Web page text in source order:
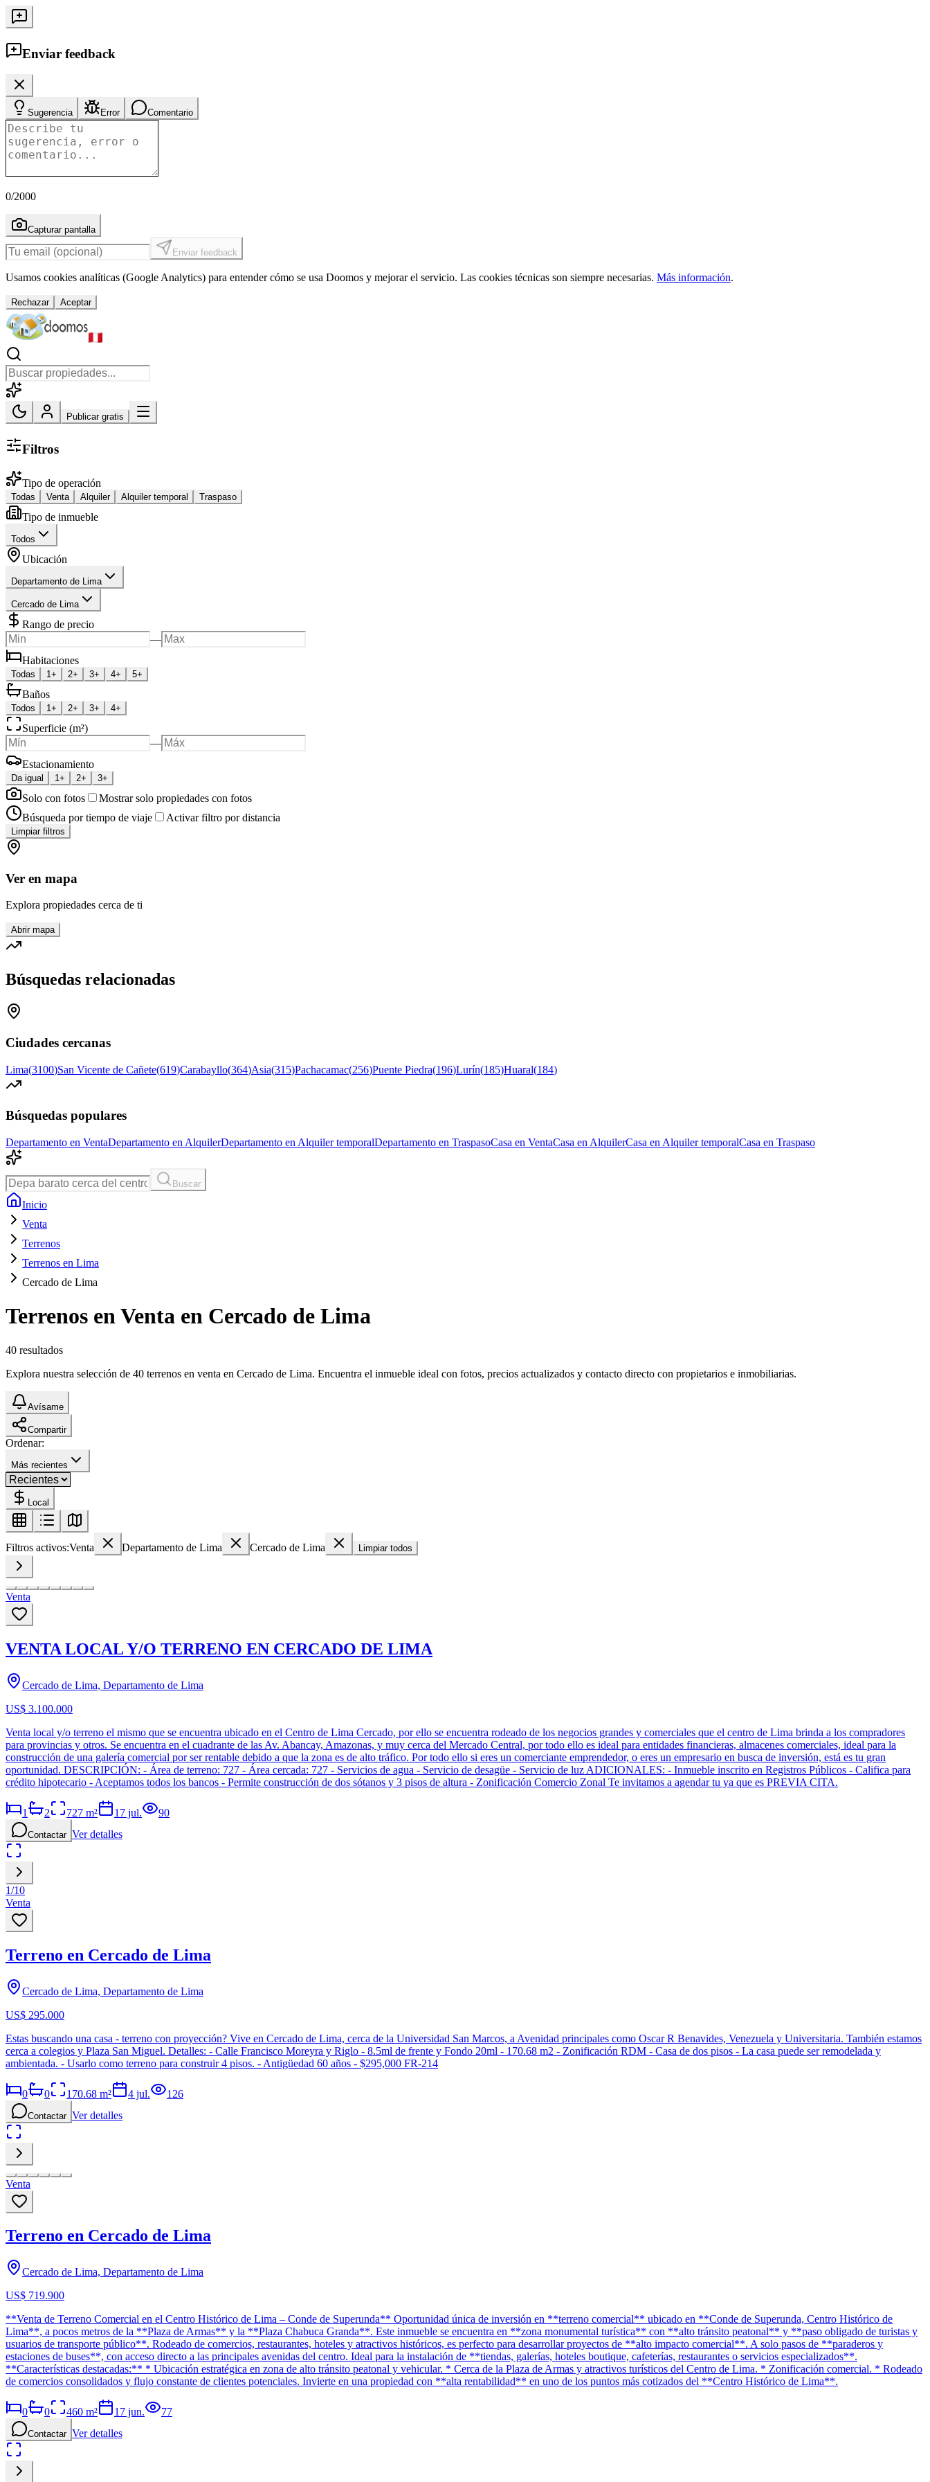
Enviar feedback
Sugerencia Error Comentario
0/2000
Capturar pantalla
Enviar feedback
Usamos cookies analíticas (Google Analytics) para entender cómo se usa Doomos y mejorar el servicio. Las cookies técnicas son siempre necesarias. Más información.
Rechazar Aceptar
Publicar gratis
Filtros
Tipo de operación
Todas Venta Alquiler Alquiler temporal Traspaso
Tipo de inmueble
Todos
Ubicación
Departamento de Lima
Cercado de Lima
Rango de precio
—
Habitaciones
Todas 1+ 2+ 3+ 4+ 5+
Baños
Todos 1+ 2+ 3+ 4+
Superficie (m²)
—
Estacionamiento
Da igual 1+ 2+ 3+
Solo con fotos
Mostrar solo propiedades con fotos
Búsqueda por tiempo de viaje
Activar filtro por distancia
Limpiar filtros
Ver en mapa
Explora propiedades cerca de ti
Abrir mapa
Búsquedas relacionadas
Ciudades cercanas
Lima(3100)San Vicente de Cañete(619)Carabayllo(364)Asia(315)Pachacamac(256)Puente Piedra(196)Lurín(185)Huaral(184)
Búsquedas populares
Departamento en VentaDepartamento en AlquilerDepartamento en Alquiler temporalDepartamento en TraspasoCasa en VentaCasa en AlquilerCasa en Alquiler temporalCasa en Traspaso
Buscar
Inicio
Venta
Terrenos
Terrenos en Lima
Cercado de Lima
Terrenos en Venta en Cercado de Lima
40 resultados
Explora nuestra selección de 40 terrenos en venta en Cercado de Lima. Encuentra el inmueble ideal con fotos, precios actualizados y contacto directo con propietarios e inmobiliarias.
Avísame
Compartir
Ordenar:
Más recientes
Local
Filtros activos:Venta Departamento de Lima Cercado de Lima Limpiar todos
Venta
VENTA LOCAL Y/O TERRENO EN CERCADO DE LIMA
Cercado de Lima, Departamento de Lima
US$ 3.100.000
Venta local y/o terreno el mismo que se encuentra ubicado en el Centro de Lima Cercado, por ello se encuentra rodeado de los negocios grandes y comerciales que el centro de Lima brinda a los compradores
para provincias y otros. Se encuentra en el cuadrante de las Av. Abancay, Amazonas, y muy cerca del Mercado Central, por todo ello es ideal para entidades financieras, almacenes comerciales, ideal para la
construcción de una galería comercial por ser rentable debido a que la zona es de alto tráfico. Por todo ello si eres un comerciante emprendedor, o eres un empresario en busca de inversión, está es tu gran
oportunidad. DESCRIPCIÓN: - Área de terreno: 727 - Área cercada: 727 - Servicios de agua - Servicio de desagüe - Servicio de luz ADICIONALES: - Inmueble inscrito en Registros Públicos - Califica para
crédito hipotecario - Aceptamos todos los bancos - Permite construcción de dos sótanos y 3 pisos de altura - Zonificación Comercio Zonal Te invitamos a agendar tu ya que es PREVIA CITA.
1 2 727 m² 17 jul. 90
Contactar Ver detalles
1/10
Venta
Terreno en Cercado de Lima
Cercado de Lima, Departamento de Lima
US$ 295.000
Estas buscando una casa - terreno con proyección? Vive en Cercado de Lima, cerca de la Universidad San Marcos, a Avenidad principales como Oscar R Benavides, Venezuela y Universitaria. También estamos
cerca a colegios y Plaza San Miguel. Detalles: - Calle Francisco Moreyra y Riglo - 8.5ml de frente y Fondo 20ml - 170.68 m2 - Zonificación RDM - Casa de dos pisos - La casa puede ser remodelada y
ambientada. - Usarlo como terreno para construir 4 pisos. - Antigüedad 60 años - $295,000 FR-214
0 0 170.68 m² 4 jul. 126
Contactar Ver detalles
Venta
Terreno en Cercado de Lima
Cercado de Lima, Departamento de Lima
US$ 719.900
**Venta de Terreno Comercial en el Centro Histórico de Lima – Conde de Superunda** Oportunidad única de inversión en **terreno comercial** ubicado en **Conde de Superunda, Centro Histórico de
Lima**, a pocos metros de la **Plaza de Armas** y la **Plaza Chabuca Granda**. Este inmueble se encuentra en **zona monumental turística** con **alto tránsito peatonal** y **paso obligado de turistas y
usuarios de transporte público**. Rodeado de comercios, restaurantes, hoteles y atractivos históricos, es perfecto para desarrollar proyectos de **alto impacto comercial**. A solo pasos de **paraderos y
estaciones de buses**, con acceso directo a las principales avenidas del centro. Ideal para la instalación de **tiendas, galerías, hoteles boutique, cafeterías, restaurantes o servicios especializados**.
**Características destacadas:** * Ubicación estratégica en zona de alto tránsito peatonal y vehicular. * Cerca de la Plaza de Armas y atractivos turísticos del Centro de Lima. * Zonificación comercial. * Rodeado
de comercios consolidados y flujo constante de clientes potenciales. Invierte en una propiedad con **alta rentabilidad** en uno de los puntos más cotizados del **Centro Histórico de Lima**.
0 0 460 m² 17 jun. 77
Contactar Ver detalles